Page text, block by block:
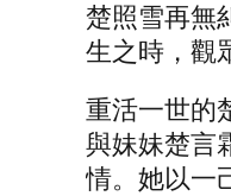
楚照雪再無
生之時，觀
重活一世的
與妹妹楚言
情。她以一